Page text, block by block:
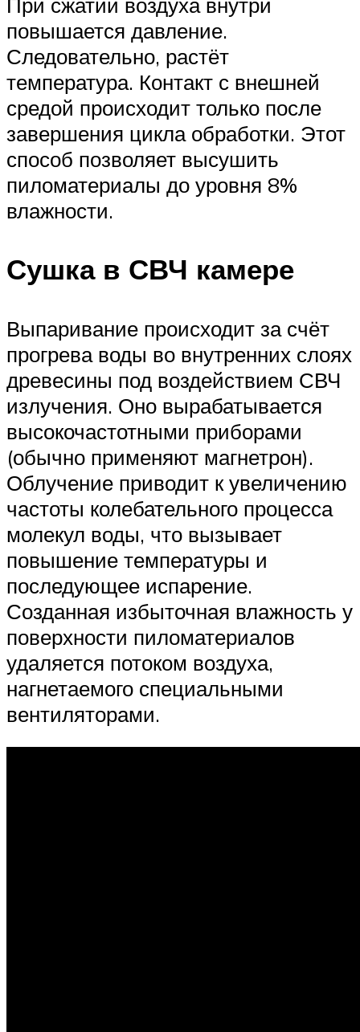
повышается давление.
Следовательно, растёт
температура. Контакт с внешней
средой происходит только после
завершения цикла обработки. Этот
способ позволяет высушить
пиломатериалы до уровня 8%
влажности.
Сушка в СВЧ камере
Выпаривание происходит за счёт
прогрева воды во внутренних слоях
древесины под воздействием СВЧ
излучения. Оно вырабатывается
высокочастотными приборами
(обычно применяют магнетрон).
Облучение приводит к увеличению
частоты колебательного процесса
молекул воды, что вызывает
повышение температуры и
последующее испарение.
Созданная избыточная влажность у
поверхности пиломатериалов
удаляется потоком воздуха,
нагнетаемого специальными
вентиляторами.